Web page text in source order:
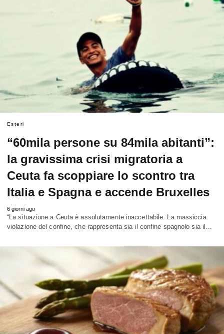
Esteri
“60mila persone su 84mila abitanti”:
la gravissima crisi migratoria a
Ceuta fa scoppiare lo scontro tra
Italia e Spagna e accende Bruxelles
6 giorni ago
“La situazione a Ceuta è assolutamente inaccettabile. La massiccia
violazione del confine, che rappresenta sia il confine spagnolo sia il…